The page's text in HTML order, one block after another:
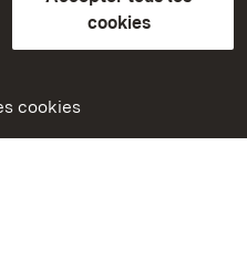
cookies
cookies